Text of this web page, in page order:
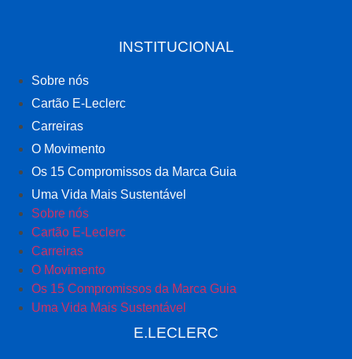
INSTITUCIONAL
Sobre nós
Cartão E-Leclerc
Carreiras
O Movimento
Os 15 Compromissos da Marca Guia
Uma Vida Mais Sustentável
Sobre nós
Cartão E-Leclerc
Carreiras
O Movimento
Os 15 Compromissos da Marca Guia
Uma Vida Mais Sustentável
E.LECLERC